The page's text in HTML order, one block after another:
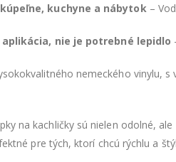
kuchyne a nábytok –
aplikácia, nie je potrebné lepidlo
nemeckého vinylu,
na kachličky sú nielen odolné,
pre tých, ktorí chcú rýchlu a